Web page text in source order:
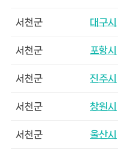
서천군 대구시
서천군 포항시
서천군 진주시
서천군 창원시
서천군 울산시